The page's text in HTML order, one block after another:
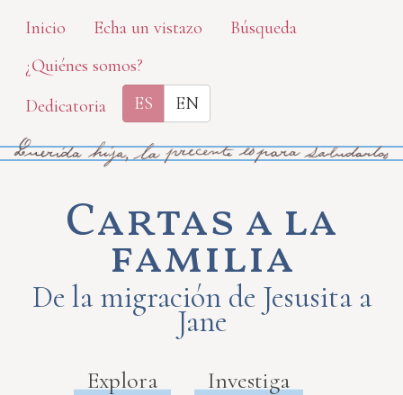
Skip
main
content
Inicio Echa un vistazo
Búsqueda
¿Quiénes somos?
Dedicatoria
ES EN
Cartas a la
familia
De la migración de Jesusita a
Jane
Explora
Investiga